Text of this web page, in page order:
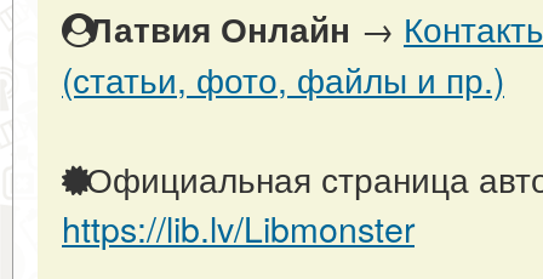
Латвия Онлайн →
(статьи, фото, файлы и пр.)
Официальная страница
https://lib.lv/Libmonster